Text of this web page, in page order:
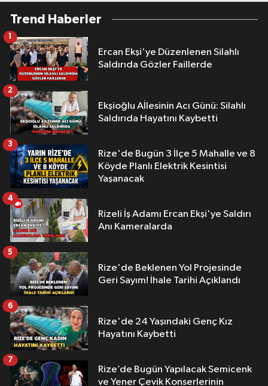
Trend Haberler
Ercan Ekşi'ye Düzenlenen Silahlı
Saldırıda Gözler Faillerde
1
Ekşioğlu Aİlesinin Acı Günü: Silahlı
Saldırıda Hayatını Kaybetti
2
Rize'de Bugün 3 İlçe 5 Mahalle ve 8
Köyde Planlı Elektrik Kesintisi
Yaşanacak
3
Rizeli İş Adamı Ercan Ekşi'ye Saldırı
Anı Kameralarda
4
Rize'de Beklenen Yol Projesinde
Geri Sayım! İhale Tarihi Açıklandı
5
Rize'de 24 Yaşındaki Genç Kız
Hayatını Kaybetti
6
Rize’de Bugün Yapılacak Semicenk
ve Yener Çevik Konserlerinin
7